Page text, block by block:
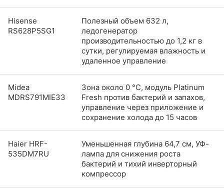
Hisense
RS628P5SG1
Полезный объем 632 л,
ледогенератор
производительностью до 1,2 кг в
сутки, регулируемая влажность и
удаленное управление
Midea
MDRS791MIE33
Зона около 0 °C, модуль Platinum
Fresh против бактерий и запахов,
управление через приложение и
сохранение холода до 15 часов
Haier HRF-
535DM7RU
Уменьшенная глубина 64,7 см, УФ-
лампа для снижения роста
бактерий и тихий инверторный
компрессор